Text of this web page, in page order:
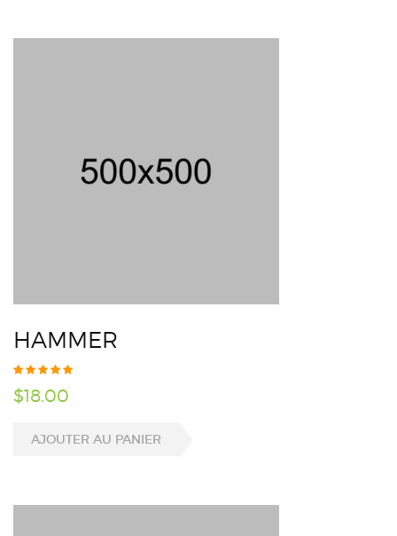
HAMMER
$18.00
AJOUTER AU PANIER